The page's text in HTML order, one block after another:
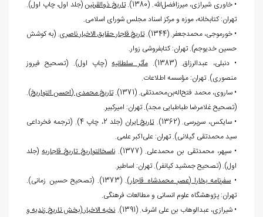
• خاوری شیرازی، میرزافضلالله. (1380). تاریخ ذوالقرنین(جلد اول، چاپ اول).
تهران: کتابخانه، موزه و مرکز اسناد مجلس شورای اسلامی.
• خورموجی، محمدجعفر. (1344).
تاریخ قاجار حقایق الاخبار ناصری. (به کوشش
حسین خدیوجم). تهران: کتابفروشی زوار.
• دنبلی، عبدالرزاق. (1383).
مآثر سلطانیه(چاپ اول). (تصحیح فیروز
منصوری). تهران: مؤسسه اطلاعات.
• ساروی، محمد فتحالهبنمحمدتقی. (1371). تاریخ محمدی (احسن التواریخ).
(تصحیح غلامرضا طباطبایی مجد). تهران: اميركبير.
• سایکس، سرپرسی. (1362).
تاریخ ایران
(جلد 2، چاپ 4). (ترجمه فخرداعی
سید محمدتقی گیلانی). تهران: علیاکبر علمی.
• سپهر، محمدتقی بن محمدعلی. (1377).
ناسخ‏التواریخ تاریخ قاجاریه(جلد
اول). (تصحیح جمشید کیانفر). تهران: اساطیر.
•سفرنامه بخارا (عصر محمدشاه قاجار)
. (1373). (تصحیح حسین زمانی).
تهران: پژوهشگاه علوم انسانی و مطالعات فرهنگی.
• شیرازی، عبدالوهاب بن علی اشرف. (1391).
نخبه الاخبار (بخش تاریخ زندیه و